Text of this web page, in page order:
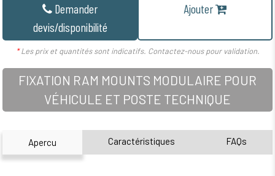
Demander
devis/disponibilité
Ajouter
*Les prix et quantités sont indicatifs. Contactez-nous pour validation.
FIXATION RAM MOUNTS MODULAIRE POUR
VÉHICULE ET POSTE TECHNIQUE
Apercu Caractéristiques FAQs